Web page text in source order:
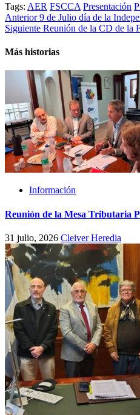
Tags: AER FSCCA Presentación
Post
navigation
Anterior9 de Julio día de la
Siguiente Reunión de la CD de la
Más historias
Información
Reunión de la Mesa Tributaria
31 julio, 2026 Cleiver Heredia